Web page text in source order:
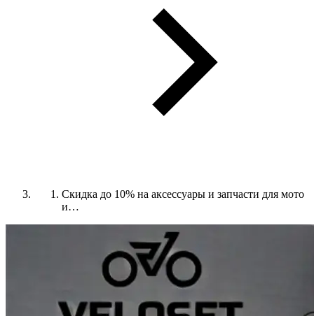
Скидка до 10% на аксессуары и запчасти для мото
и…